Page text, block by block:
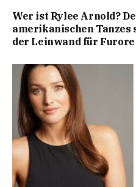
Wer ist Rylee Arnold?
amerikanischen Tanzes
der Leinwand für Furore